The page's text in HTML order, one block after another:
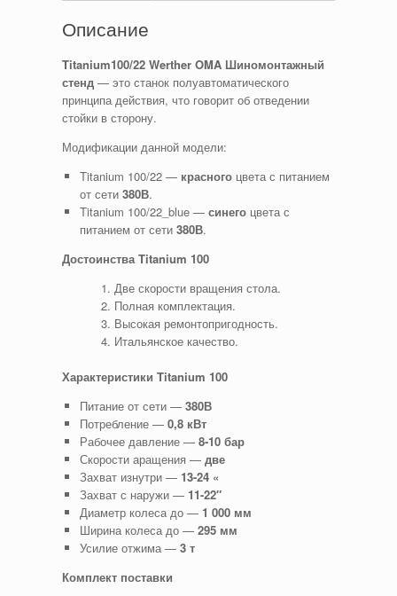
Описание
Titanium100/22 Werther OMA Шиномонтажный
стенд — это станок полуавтоматического
принципа действия, что говорит об отведении
стойки в сторону.
Модификации данной модели:
Titanium 100/22 — красногоцвета с питанием
от сети 380В.
Titanium 100/22_blue — синегоцвета с
питанием от сети 380В.
Достоинства Titanium 100
Две скорости вращения стола.
Полная комплектация.
Высокая ремонтопригодность.
Итальянское качество.
Характеристики Titanium 100
Питание от сети — 380В
Потребление — 0,8 кВт
Рабочее давление — 8-10 бар
Скорости аращения — две
Захват изнутри — 13-24 «
Захват с наружи — 11-22″
Диаметр колеса до — 1 000 мм
Ширина колеса до — 295 мм
Усилие отжима — 3 т
Комплект поставки